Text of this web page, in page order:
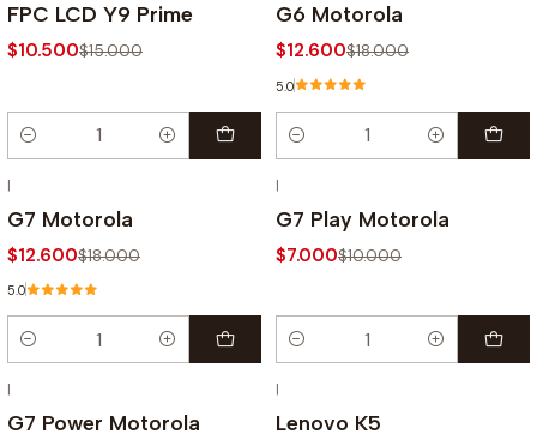
FPC LCD Y9 Prime
$10.500$15.000
Cantidad
G6 Motorola
$12.600$18.000
5.0
Cantidad
|
G7 Motorola
$12.600$18.000
5.0
Cantidad
|
G7 Play Motorola
$7.000$10.000
Cantidad
|
G7 Power Motorola
|
Lenovo K5